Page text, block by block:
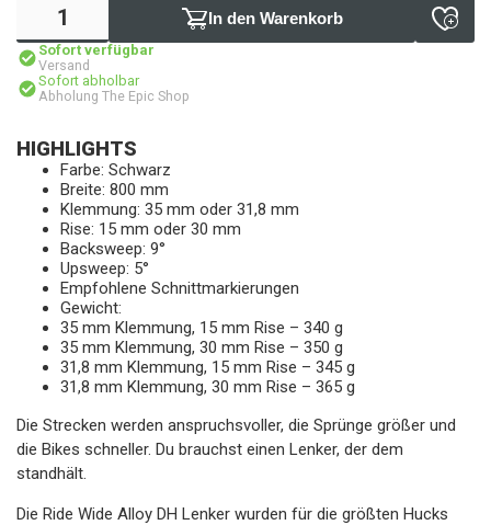
In den Warenkorb
Sofort verfügbar
Versand
Sofort abholbar
Abholung The Epic Shop
HIGHLIGHTS
Farbe: Schwarz
Breite: 800 mm
Klemmung: 35 mm oder 31,8 mm
Rise: 15 mm oder 30 mm
Backsweep: 9°
Upsweep: 5°
Empfohlene Schnittmarkierungen
Gewicht:
35 mm Klemmung, 15 mm Rise – 340 g
35 mm Klemmung, 30 mm Rise – 350 g
31,8 mm Klemmung, 15 mm Rise – 345 g
31,8 mm Klemmung, 30 mm Rise – 365 g
Die Strecken werden anspruchsvoller, die Sprünge größer und
die Bikes schneller. Du brauchst einen Lenker, der dem
standhält.
Die Ride Wide Alloy DH Lenker wurden für die größten Hucks